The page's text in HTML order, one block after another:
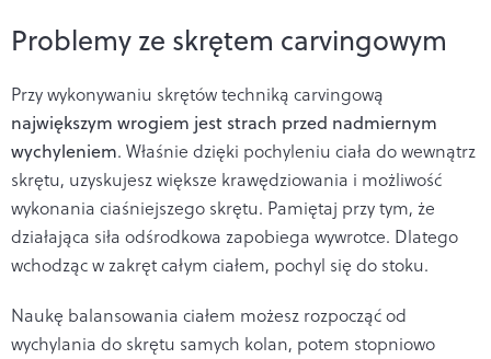
Problemy ze skrętem carvingowym
Przy wykonywaniu skrętów techniką carvingową
największym wrogiem jest strach przed nadmiernym
wychyleniem. Właśnie dzięki pochyleniu ciała do wewnątrz
skrętu, uzyskujesz większe krawędziowania i możliwość
wykonania ciaśniejszego skrętu. Pamiętaj przy tym, że
działająca siła odśrodkowa zapobiega wywrotce. Dlatego
wchodząc w zakręt całym ciałem, pochyl się do stoku.
Naukę balansowania ciałem możesz rozpocząć od
wychylania do skrętu samych kolan, potem stopniowo